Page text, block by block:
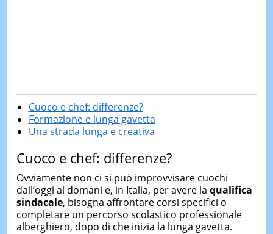
Cuoco e chef: differenze?
Formazione e lunga gavetta
Una strada lunga e creativa
Cuoco e chef: differenze?
Ovviamente non ci si può improvvisare cuochi
dall’oggi al domani e, in Italia, per avere la qualifica
sindacale, bisogna affrontare corsi specifici o
completare un percorso scolastico professionale
alberghiero, dopo di che inizia la lunga gavetta.